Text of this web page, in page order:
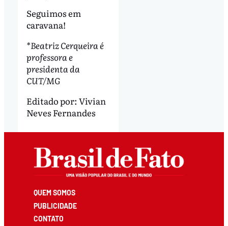
Seguimos em
caravana!
*Beatriz Cerqueira é
professora e
presidenta da
CUT/MG
Editado por: Vivian
Neves Fernandes
QUEM SOMOS
PUBLICIDADE
CONTATO